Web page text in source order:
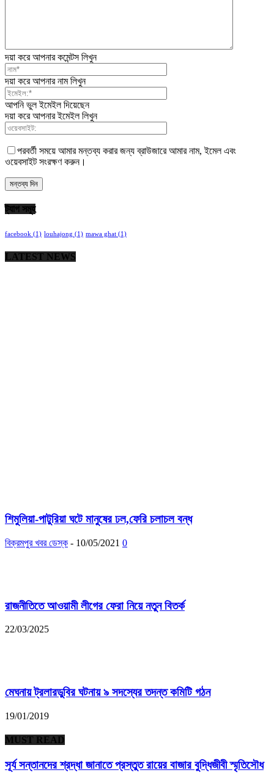
দয়া করে আপনার কমেন্টস লিখুন
দয়া করে আপনার নাম লিখুন
আপনি ভুল ইমেইল দিয়েছেন
দয়া করে আপনার ইমেইল লিখুন
পরবর্তী সময়ে আমার মন্তব্য করার জন্য ব্রাউজারে আমার নাম, ইমেল এবং
ওয়েবসাইট সংরক্ষণ করুন।
ট্যাগ সমূহ
facebook (1) louhajong (1) mawa ghat (1)
LATEST NEWS
শিমুলিয়া-পাটুরিয়া ঘটে মানুষের ঢল,ফেরি চলাচল বন্ধ
বিক্রমপুর খবর ডেস্ক - 10/05/2021 0
রাজনীতিতে আওয়ামী লীগের ফেরা নিয়ে নতুন বিতর্ক
22/03/2025
মেঘনায় ট্রলারডুবির ঘটনায় ৯ সদস্যের তদন্ত কমিটি গঠন
19/01/2019
MUST READ
সূর্য সন্তানদের শ্রদ্ধা জানাতে প্রস্তুত রায়ের বাজার বুদ্ধিজীবী স্মৃতিসৌধ